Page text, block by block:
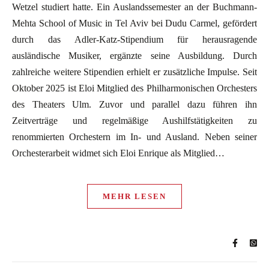
Wetzel studiert hatte. Ein Auslandssemester an der Buchmann-
Mehta School of Music in Tel Aviv bei Dudu Carmel, gefördert
durch das Adler-Katz-Stipendium für herausragende
ausländische Musiker, ergänzte seine Ausbildung. Durch
zahlreiche weitere Stipendien erhielt er zusätzliche Impulse. Seit
Oktober 2025 ist Eloi Mitglied des Philharmonischen Orchesters
des Theaters Ulm. Zuvor und parallel dazu führen ihn
Zeitverträge und regelmäßige Aushilfstätigkeiten zu
renommierten Orchestern im In- und Ausland. Neben seiner
Orchesterarbeit widmet sich Eloi Enrique als Mitglied…
MEHR LESEN